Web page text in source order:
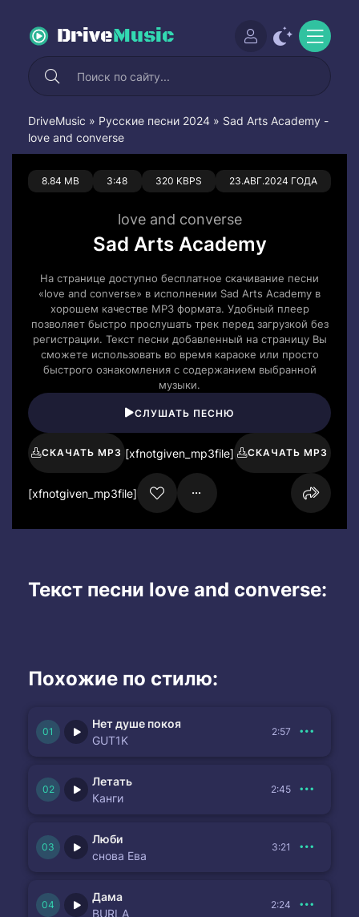
DriveMusic
DriveMusic » Русские песни 2024 » Sad Arts Academy -
love and converse
8.84 MB 3:48 320 KBPS 23.АВГ.2024 ГОДА
0 0
love and converse
Sad Arts Academy
На странице доступно бесплатное скачивание песни
«love and converse» в исполнении Sad Arts Academy в
хорошем качестве MP3 формата. Удобный плеер
позволяет быстро прослушать трек перед загрузкой без
регистрации. Текст песни добавленный на страницу Вы
сможете использовать во время караоке или просто
быстрого ознакомления с содержанием выбранной
музыки.
СЛУШАТЬ ПЕСНЮ
СКАЧАТЬ MP3 [xfnotgiven_mp3file] СКАЧАТЬ MP3
[xfnotgiven_mp3file]
Текст песни love and converse:
Похожие по стилю:
Нет душе покоя
GUT1K
2:57
Летать
Канги
2:45
Люби
снова Ева
3:21
Дама
BURLA
2:24